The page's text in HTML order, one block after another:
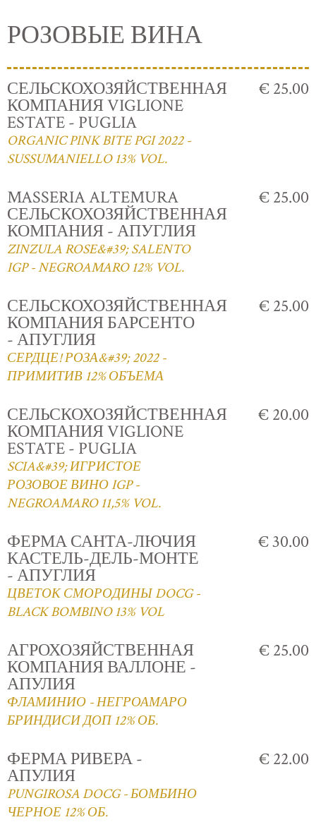
РОЗОВЫЕ ВИНА
СЕЛЬСКОХОЗЯЙСТВЕННАЯ
КОМПАНИЯ VIGLIONE
ESTATE - PUGLIA
ORGANIC PINK BITE PGI 2022 -
SUSSUMANIELLO 13% VOL.
€ 25.00
MASSERIA ALTEMURA
СЕЛЬСКОХОЗЯЙСТВЕННАЯ
КОМПАНИЯ - АПУГЛИЯ
ZINZULA ROSE&#39; SALENTO
IGP - NEGROAMARO 12% VOL.
€ 25.00
СЕЛЬСКОХОЗЯЙСТВЕННАЯ
КОМПАНИЯ БАРСЕНТО
- АПУГЛИЯ
СЕРДЦЕ! РОЗА&#39; 2022 -
ПРИМИТИВ 12% ОБЪЕМА
€ 25.00
СЕЛЬСКОХОЗЯЙСТВЕННАЯ
КОМПАНИЯ VIGLIONE
ESTATE - PUGLIA
SCIA&#39; ИГРИСТОЕ
РОЗОВОЕ ВИНО IGP -
NEGROAMARO 11,5% VOL.
€ 20.00
ФЕРМА САНТА-ЛЮЧИЯ
КАСТЕЛЬ-ДЕЛЬ-МОНТЕ
- АПУГЛИЯ
ЦВЕТОК СМОРОДИНЫ DOCG -
BLACK BOMBINO 13% VOL
€ 30.00
АГРОХОЗЯЙСТВЕННАЯ
КОМПАНИЯ ВАЛЛОНЕ -
АПУЛИЯ
ФЛАМИНИО - НЕГРОАМАРО
БРИНДИСИ ДОП 12% ОБ.
€ 25.00
ФЕРМА РИВЕРА -
АПУЛИЯ
PUNGIROSA DOCG - БОМБИНО
ЧЕРНОЕ 12% ОБ.
€ 22.00